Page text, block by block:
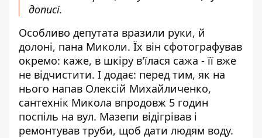
дописі.
Особливо депутата вразили руки, й
долоні, пана Миколи. Їх він сфотографував
окремо: каже, в шкіру в'їлася сажа - її вже
не відчистити. І додає: перед тим, як на
нього напав Олексій Михайличенко,
сантехнік Микола впродовж 5 годин
поспіль на вул. Мазепи відігрівав і
ремонтував труби, щоб дати людям воду.